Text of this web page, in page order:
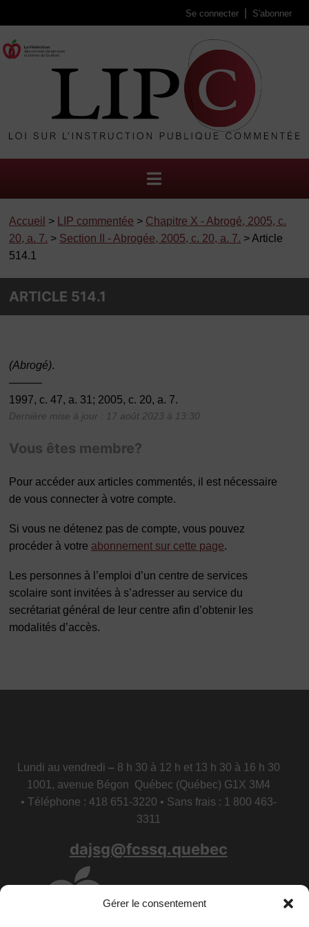
Gérer le consentement
Se connecter S'abonner
Accueil > LIP commentée > Chapitre X - Abrogé, 2005, c.
20, a. 7. > Section II - Abrogée, 2005, c. 20, a. 7. > Article
514.1
ARTICLE 514.1
(Abrogé).
———
1997, c. 47, a. 31; 2005, c. 20, a. 7.
Dernière mise à jour : 17 août 2023 à 13:30
Vous êtes membre?
Pour accéder aux articles commentés, il est nécessaire
de vous connecter à votre compte.
Si vous ne détenez pas de compte, vous pouvez
procéder à votre abonnement sur cette page.
Les personnes à l’emploi d’un centre de services
scolaire sont invitées à s’adresser au service du
secrétariat général de leur centre afin d’obtenir les
modalités d’accès.
Lundi au vendredi – 8 h 30 à 12 h et 13 h 30 à 16 h 30
1001, avenue Bégon Québec (Québec) G1X 3M4
• Téléphone : 418 651-3220 • Sans frais : 1 800 463-
3311
dajsg@fcssq.quebec